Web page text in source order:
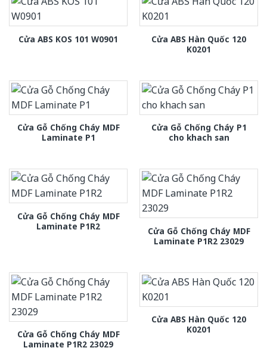
Cửa ABS KOS 101 W0901
Cửa ABS Hàn Quốc 120
K0201
Cửa Gỗ Chống Cháy MDF
Laminate P1
Cửa Gỗ Chống Cháy P1
cho khach san
Cửa Gỗ Chống Cháy MDF
Laminate P1R2
Cửa Gỗ Chống Cháy MDF
Laminate P1R2 23029
Cửa Gỗ Chống Cháy MDF
Laminate P1R2 23029
Cửa ABS Hàn Quốc 120
K0201